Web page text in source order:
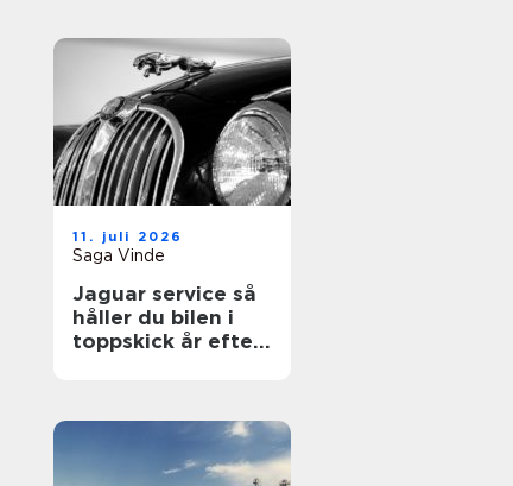
11. juli 2026
Saga Vinde
Jaguar service så
håller du bilen i
toppskick år efter